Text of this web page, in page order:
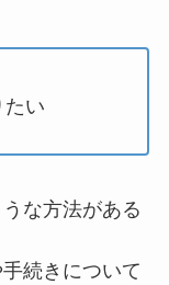
たい
な方法がある
続きについて